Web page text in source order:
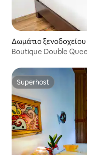
Δωμάτιο
Boutique Double
Superhost
Superhost